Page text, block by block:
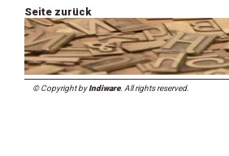
Seite zurück
© Copyright byIndiware. All rights reserved.